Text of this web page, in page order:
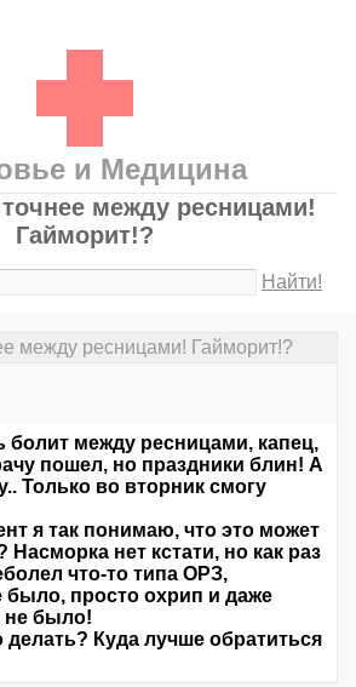
и Медицина
между ресницами!
Гайморит!?
Найти!
между ресницами! Гайморит!?
болит между ресницами, капец,
пошел, но праздники блин! А
Только во вторник смогу
я так понимаю, что это может
нет кстати, но как раз
что-то типа ОРЗ,
было, просто охрип и даже
не было!
делать? Куда лучше обратиться